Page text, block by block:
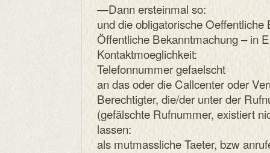
—Dann ersteinmal so:
und die obligatorische Oeffentliche
Öffentliche Bekanntmachung – in
Kontaktmoeglichkeit:
Telefonnummer gefaelscht
an das oder die Callcenter oder
Berechtigter, die/der unter der
(gefälschte Rufnummer, existiert
lassen:
als mutmassliche Taeter, bzw